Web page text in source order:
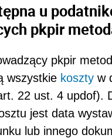
u
pkpir
pkpir
wszystkie kosztyw
22 ust. 4 updof).
jest data
lub innego